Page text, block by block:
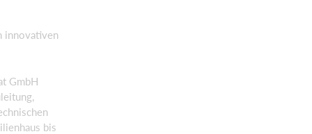
innovativen
GmbH
bis